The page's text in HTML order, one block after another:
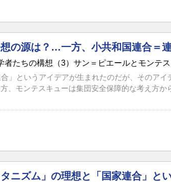
想の源は？…一方、小共和国連合＝
者たちの構想（3）サン＝ピエールとモンテ
」というアイデアが生まれたのだが、そのア
、モンテスキューは集団安全保障的な考え方
タニズム」の理想と「国家連合」と